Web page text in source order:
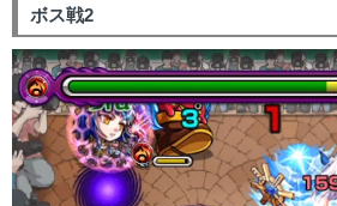
ボス戦2